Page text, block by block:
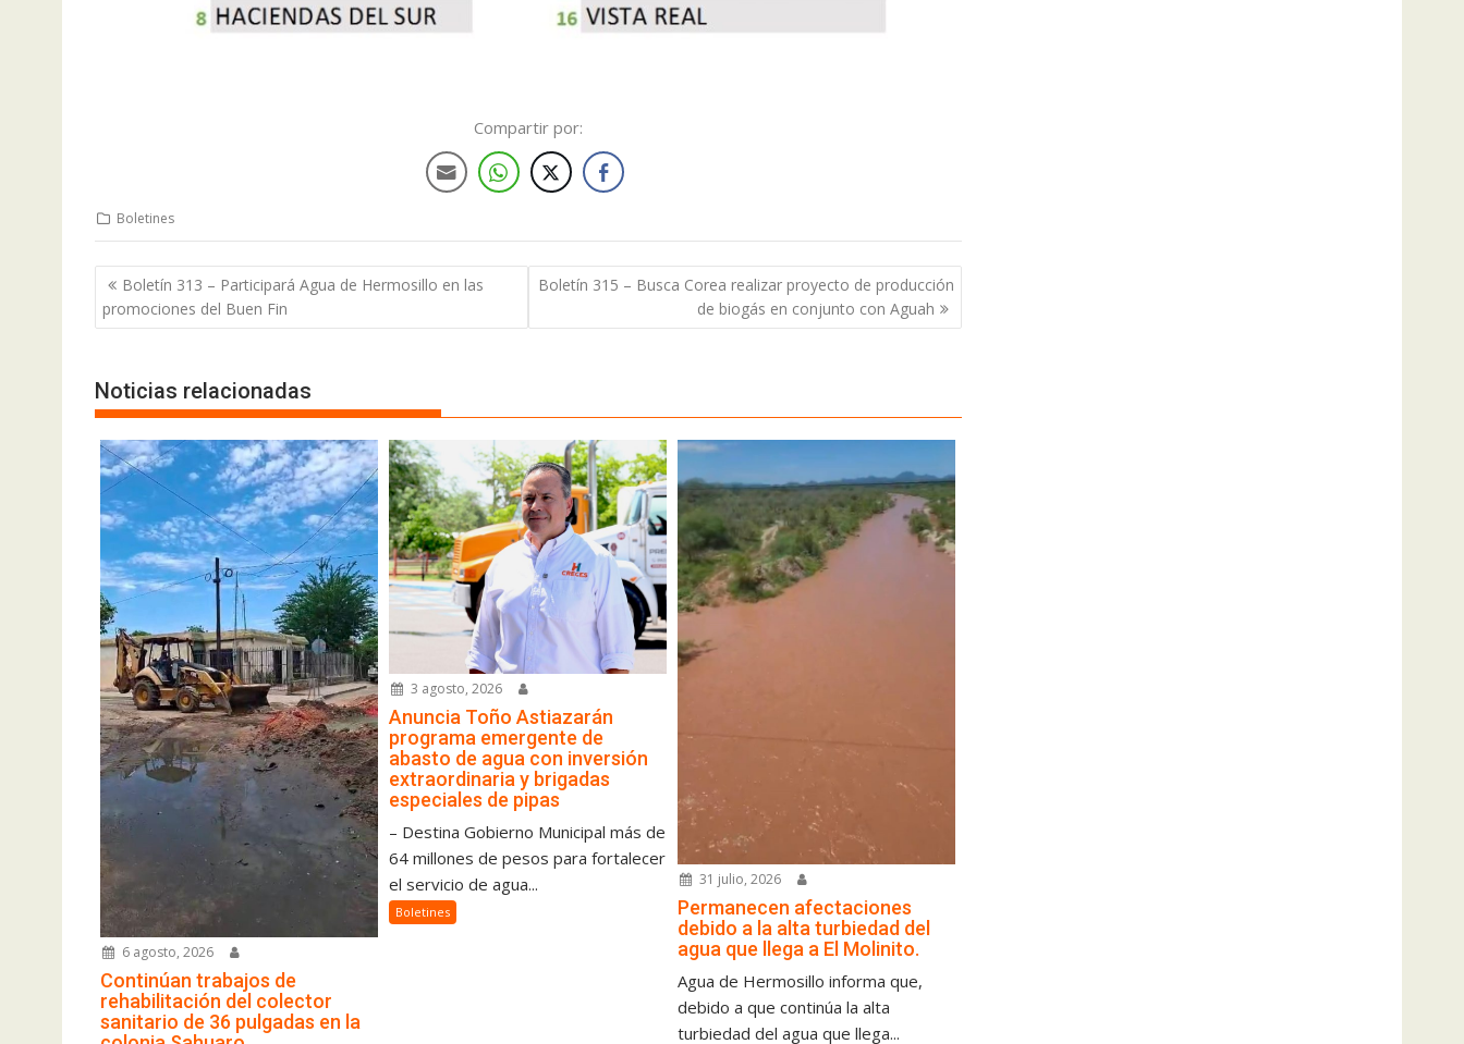
Compartir por:
Boletines
Boletín 313 – Participará Agua de Hermosillo en las
promociones del Buen Fin
Boletín 315 – Busca Corea realizar proyecto de producción
de biogás en conjunto con Aguah
Noticias relacionadas
6 agosto, 2026
Continúan trabajos de
rehabilitación del colector
sanitario de 36 pulgadas en la
3 agosto, 2026
Anuncia Toño Astiazarán
programa emergente de
abasto de agua con inversión
extraordinaria y brigadas
especiales de pipas
– Destina Gobierno Municipal más de
64 millones de pesos para fortalecer
el servicio de agua...
Boletines
31 julio, 2026
Permanecen afectaciones
debido a la alta turbiedad del
agua que llega a El Molinito.
Agua de Hermosillo informa que,
debido a que continúa la alta
turbiedad del agua que llega...